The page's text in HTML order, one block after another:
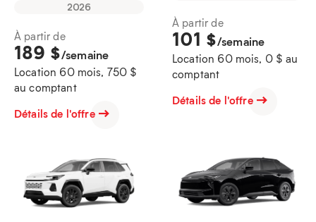
2026
À partir de
189 $/semaine
Location 60 mois, 750 $
au comptant
Détails de l'offre
À partir de
101 $/semaine
Location 60 mois, 0 $ au
comptant
Détails de l'offre